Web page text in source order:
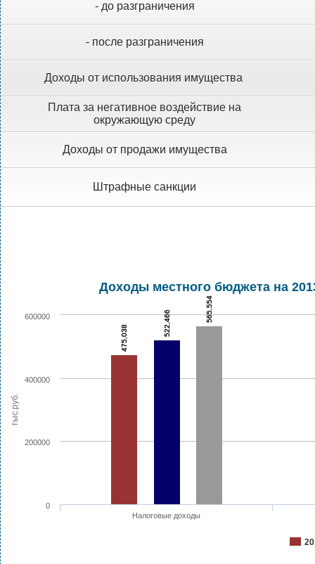
- до разграничения
- после разграничения
Доходы от использования имущества
Плата за негативное воздействие на
окружающую среду
Доходы от продажи имущества
Штрафные санкции
тыс.руб.
Доходы местного бюджета на
475,038
522,466
565,554
Налоговые доходы
0
200000
400000
600000